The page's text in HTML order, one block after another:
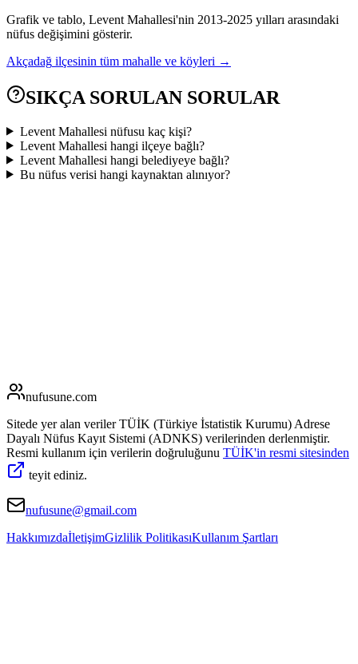
Grafik ve tablo, Levent Mahallesi'nin 2013-2025 yılları arasındaki
nüfus değişimini gösterir.
Akçadağ ilçesinin tüm mahalle ve köyleri →
SIKÇA SORULAN SORULAR
Levent Mahallesi nüfusu kaç kişi?
Levent Mahallesi hangi ilçeye bağlı?
Levent Mahallesi hangi belediyeye bağlı?
Bu nüfus verisi hangi kaynaktan alınıyor?
nufusune.com
Sitede yer alan veriler TÜİK (Türkiye İstatistik Kurumu) Adrese
Dayalı Nüfus Kayıt Sistemi (ADNKS) verilerinden derlenmiştir.
Resmi kullanım için verilerin doğruluğunu TÜİK'in resmi sitesinden
teyit ediniz.
nufusune@gmail.com
HakkımızdaİletişimGizlilik PolitikasıKullanım Şartları